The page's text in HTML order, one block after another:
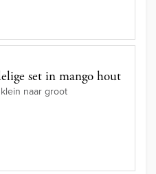
set in mango hout
naar groot